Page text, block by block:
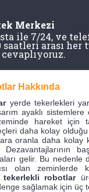
Merkezi
ile 7/24, ve
saatleri arası her
cevaplıyoruz.
Hakkında
yerde tekerlekleri
ayaklı
hareket için
daha kolay
oranla daha kolay
Dezavantajlarının
gelir. Bu nedenle
olan zeminlerde
tekerlekli robotlar
sağlamak için üç